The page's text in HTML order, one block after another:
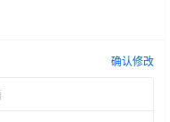
确认修改